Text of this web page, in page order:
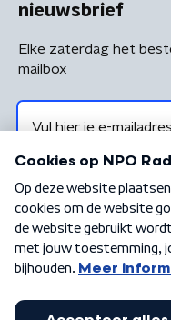
nieuwsbrief
Elke zaterdag het
mailbox
Algemene voorwaarden